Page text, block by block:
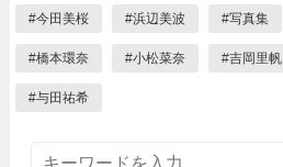
#今田美桜 #浜辺美波 #写真集
#橋本環奈 #小松菜奈 #吉岡里帆
#与田祐希